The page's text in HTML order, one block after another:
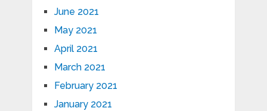
June 2021
May 2021
April 2021
March 2021
February 2021
January 2021